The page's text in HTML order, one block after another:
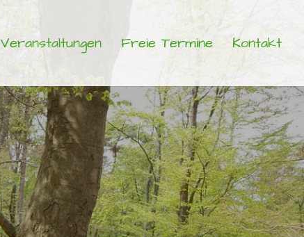
Veranstaltungen Freie Termine Kontakt